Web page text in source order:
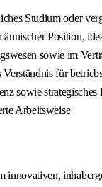
Studium oder
Position,
sowie im
für
sowie strategisches
Arbeitsweise
innovativen,